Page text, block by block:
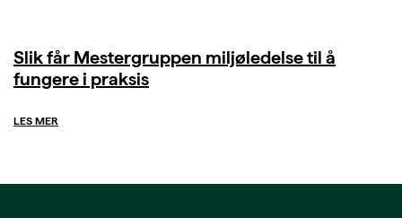
Slik får Mestergruppen miljøledelse til å
fungere i praksis
LES MER